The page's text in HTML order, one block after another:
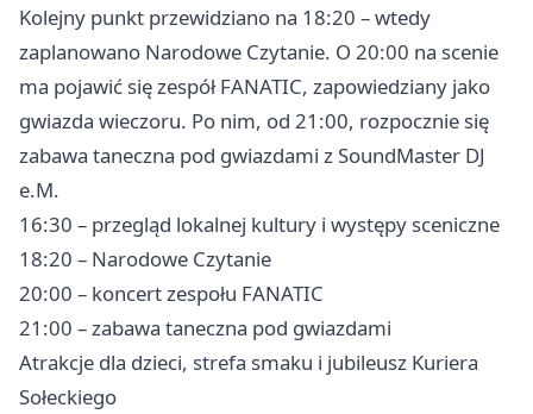
Kolejny punkt przewidziano na 18:20 – wtedy
zaplanowano Narodowe Czytanie. O 20:00 na scenie
ma pojawić się zespół FANATIC, zapowiedziany jako
gwiazda wieczoru. Po nim, od 21:00, rozpocznie się
zabawa taneczna pod gwiazdami z SoundMaster DJ
e.M.
16:30 – przegląd lokalnej kultury i występy sceniczne
18:20 – Narodowe Czytanie
20:00 – koncert zespołu FANATIC
21:00 – zabawa taneczna pod gwiazdami
Atrakcje dla dzieci, strefa smaku i jubileusz Kuriera
Sołeckiego